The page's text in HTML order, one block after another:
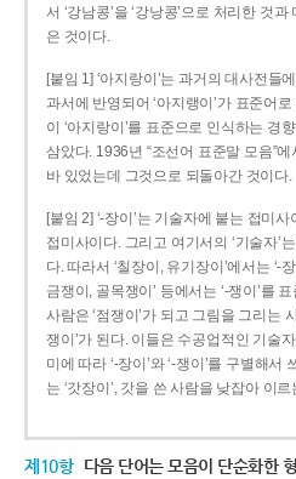
서 ‘강남콩’을 ‘강낭콩’으로 처리한 것
은 것이다.
[붙임 1] ‘아지랑이’는 과거의 대사전들
과서에 반영되어 ‘아지랭이’가 표준어
이 ‘아지랑이’를 표준으로 인식하는 경
삼았다. 1936년 “조선어 표준말 모음”에
바 있었는데 그것으로 되돌아간 것이다.
[붙임 2] ‘-장이’는 기술자에 붙는 접미
접미사이다. 그리고 여기서의 ‘기술자’
다. 따라서 ‘칠장이, 유기장이’에서는 ‘-
금쟁이, 골목쟁이’ 등에서는 ‘-쟁이’를
사람은 ‘점쟁이’가 되고 그림을 그리는
쟁이’가 된다. 이들은 수공업적인 기술
미에 따라 ‘-장이’와 ‘-쟁이’를 구별해
는 ‘갓장이’, 갓을 쓴 사람을 낮잡아 이르
제10항 다음 단어는 모음이 단순화한